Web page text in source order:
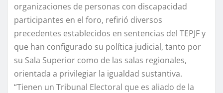
organizaciones de personas con discapacidad
participantes en el foro, refirió diversos
precedentes establecidos en sentencias del TEPJF y
que han configurado su política judicial, tanto por
su Sala Superior como de las salas regionales,
orientada a privilegiar la igualdad sustantiva.
“Tienen un Tribunal Electoral que es aliado de la